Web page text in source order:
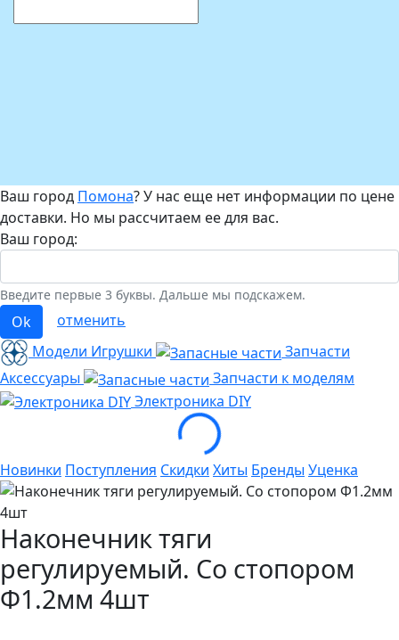
Ваш город Помона? У нас еще нет информации по цене
доставки. Но мы рассчитаем ее для вас.
Ваш город:
Введите первые 3 буквы. Дальше мы подскажем.
Ok
отменить
Модели Игрушки
Запчасти
Аксессуары
Запчасти к моделям
Электроника DIY
Loading...
Новинки Поступления Скидки Хиты Бренды Уценка
Наконечник тяги
регулируемый. Со стопором
Φ1.2мм 4шт